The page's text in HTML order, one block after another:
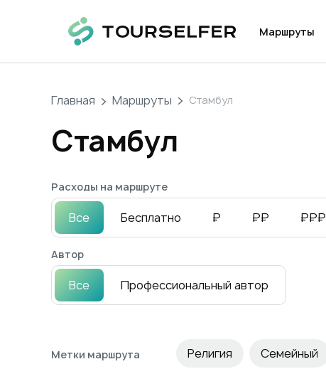
Маршруты
Главная Маршруты Стамбул
Стамбул
Расходы на маршруте
Все Бесплатно ₽ ₽₽ ₽₽₽
Автор
Все Профессиональный автор
Метки маршрута Религия Семейный